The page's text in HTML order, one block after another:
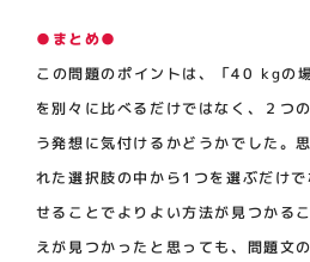
●まとめ●
この問題のポイントは、「40 kgの
を別々に比べるだけではなく、２つ
う発想に気付けるかどうかでした。
れた選択肢の中から1つを選ぶだけ
せることでよりよい方法が見つかる
えが見つかったと思っても、問題文